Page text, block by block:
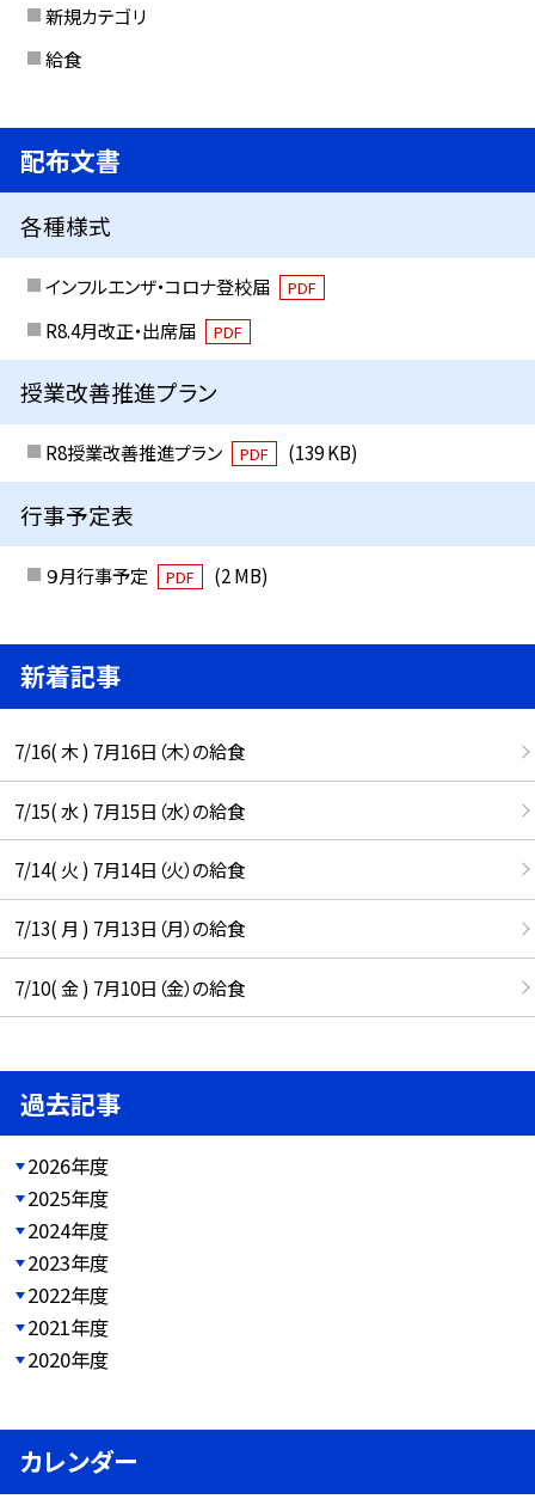
新規カテゴリ
給食
配布文書
各種様式
インフルエンザ・コロナ登校届 PDF
R8.4月改正・出席届 PDF
授業改善推進プラン
R8授業改善推進プラン PDF (139 KB)
行事予定表
９月行事予定 PDF (2 MB)
新着記事
7/16( 木 ) 7月16日（木）の給食
7/15( 水 ) 7月15日（水）の給食
7/14( 火 ) 7月14日（火）の給食
7/13( 月 ) 7月13日（月）の給食
7/10( 金 ) 7月10日（金）の給食
過去記事
2026年度
2025年度
2024年度
2023年度
2022年度
2021年度
2020年度
カレンダー